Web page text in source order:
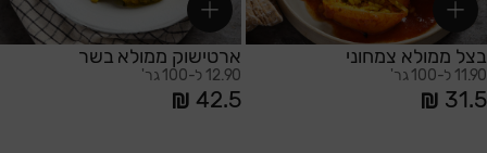
בצל ממולא צמחוני
11.90 ל-100 גר'
31.5
ארטישוק ממולא בשר
12.90 ל-100 גר'
42.5